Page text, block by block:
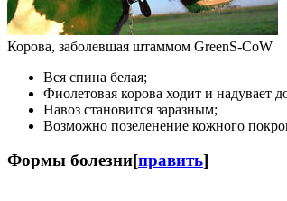
Корова, заболевшая штаммом GreenS-CoW
Вся спина белая;
Фиолетовая корова ходит и надувает
Навоз становится заразным;
Возможно позеленение кожного
Формы болезни[править]